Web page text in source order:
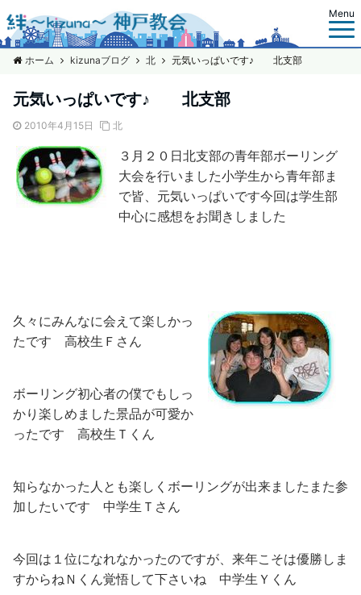
Menu
ホーム kizunaブログ 北 元気いっぱいです♪ 北支部
元気いっぱいです♪ 北支部
2010年4月15日 北
３月２０日北支部の青年部ボーリング
大会を行いました小学生から青年部ま
で皆、元気いっぱいです今回は学生部
中心に感想をお聞きしました
久々にみんなに会えて楽しかっ
たです 高校生Ｆさん
ボーリング初心者の僕でもしっ
かり楽しめました景品が可愛か
ったです 高校生Ｔくん
知らなかった人とも楽しく ボーリングが出来ました また参
加したいです 中学生Ｔさん
今回は１位になれなかったのですが、来年こそは優勝しま
すからね Ｎくん覚悟して下さいね 中学生Ｙくん